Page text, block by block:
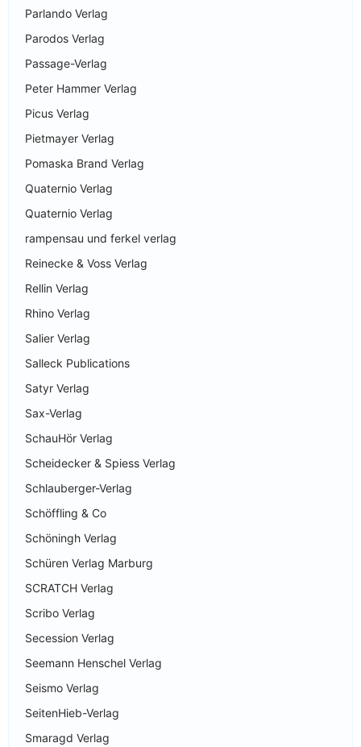
Parlando Verlag
Parodos Verlag
Passage-Verlag
Peter Hammer Verlag
Picus Verlag
Pietmayer Verlag
Pomaska Brand Verlag
Quaternio Verlag
Quaternio Verlag
rampensau und ferkel verlag
Reinecke & Voss Verlag
Rellin Verlag
Rhino Verlag
Salier Verlag
Salleck Publications
Satyr Verlag
Sax-Verlag
SchauHör Verlag
Scheidecker & Spiess Verlag
Schlauberger-Verlag
Schöffling & Co
Schöningh Verlag
Schüren Verlag Marburg
SCRATCH Verlag
Scribo Verlag
Secession Verlag
Seemann Henschel Verlag
Seismo Verlag
SeitenHieb-Verlag
Smaragd Verlag